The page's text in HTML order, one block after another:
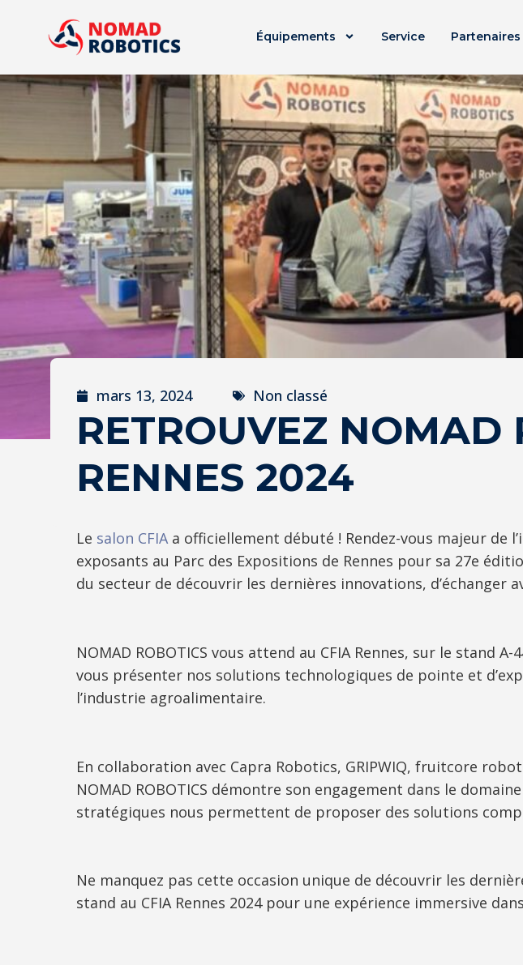
Équipements Service Partenaires
mars 13, 2024 Non classé
RETROUVEZ NOMAD
RENNES 2024
Le salon CFIAa officiellement débuté ! Rendez-vous majeur de
exposants au Parc des Expositions de Rennes pour sa 27e
du secteur de découvrir les dernières innovations,
NOMAD ROBOTICS vous attend au CFIA Rennes, sur le
vous présenter nos solutions technologiques de pointe et
l’industrie agroalimentaire.
En collaboration avec Capra Robotics, GRIPWIQ, fruitcore
NOMAD ROBOTICS démontre son engagement dans le
stratégiques nous permettent de proposer des solutions
Ne manquez pas cette occasion unique de découvrir les
stand au CFIA Rennes 2024 pour une expérience immersive